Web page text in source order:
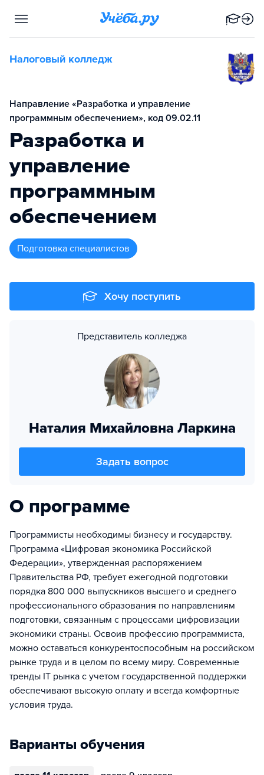
Налоговый колледж
Направление «Разработка и управление
программным обеспечением», код 09.02.11
Разработка и
управление
программным
обеспечением
подготовка специалистов
Хочу поступить
Представитель колледжа
Наталия Михайловна Ларкина
Задать вопрос
О программе
Программисты необходимы бизнесу и государству.
Программа «Цифровая экономика Российской
Федерации», утвержденная распоряжением
Правительства РФ, требует ежегодной подготовки
порядка 800 000 выпускников высшего и среднего
профессионального образования по направлениям
подготовки, связанным с процессами цифровизации
экономики страны. Освоив профессию программиста,
можно оставаться конкурентоспособным на российском
рынке труда и в целом по всему миру. Современные
тренды IT рынка с учетом государственной поддержки
обеспечивают высокую оплату и всегда комфортные
условия труда.
Варианты обучения